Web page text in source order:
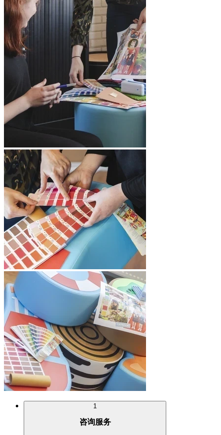
1
咨询服务